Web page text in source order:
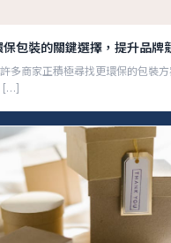
包裝的關鍵選擇，提升品牌
多商家正積極尋找更環保的包裝
[…]